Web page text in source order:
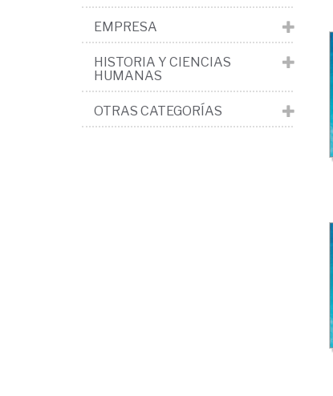
EMPRESA
HISTORIA Y CIENCIAS
HUMANAS
OTRAS CATEGORÍAS